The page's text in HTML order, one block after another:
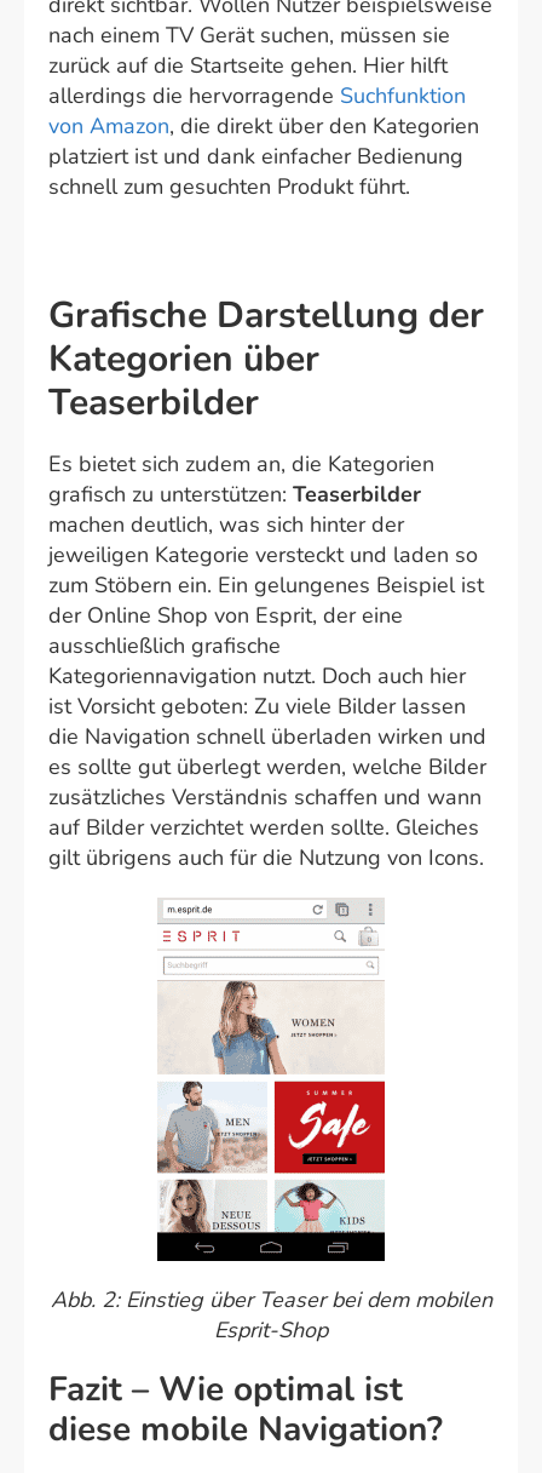
nach einem TV Gerät suchen, müssen sie
zurück auf die Startseite gehen. Hier hilft
allerdings die hervorragende Suchfunktion
von Amazon, die direkt über den Kategorien
platziert ist und dank einfacher Bedienung
schnell zum gesuchten Produkt führt.
Grafische Darstellung der
Kategorien über
Teaserbilder
Es bietet sich zudem an, die Kategorien
grafisch zu unterstützen: Teaserbilder
machen deutlich, was sich hinter der
jeweiligen Kategorie versteckt und laden so
zum Stöbern ein. Ein gelungenes Beispiel ist
der Online Shop von Esprit, der eine
ausschließlich grafische
Kategoriennavigation nutzt. Doch auch hier
ist Vorsicht geboten: Zu viele Bilder lassen
die Navigation schnell überladen wirken und
es sollte gut überlegt werden, welche Bilder
zusätzliches Verständnis schaffen und wann
auf Bilder verzichtet werden sollte. Gleiches
gilt übrigens auch für die Nutzung von Icons.
Abb. 2: Einstieg über Teaser bei dem mobilen
Esprit-Shop
Fazit – Wie optimal ist
diese mobile Navigation?